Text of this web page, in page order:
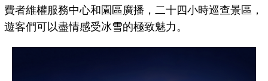
費者維權服務中心和園區廣播，二十四小時巡查景區，
遊客們可以盡情感受冰雪的極致魅力。